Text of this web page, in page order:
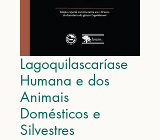
Lagoquilascaríase
Humana e dos
Animais
Domésticos e
Silvestres